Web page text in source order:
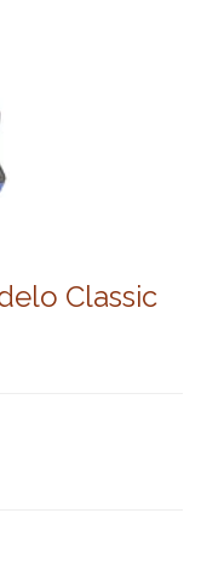
Classic